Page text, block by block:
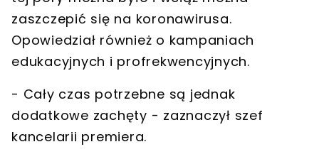
zaszczepić się na koronawirusa.
Opowiedział również o kampaniach
edukacyjnych i profrekwencyjnych.
- Cały czas potrzebne są jednak
dodatkowe zachęty - zaznaczył szef
kancelarii premiera.